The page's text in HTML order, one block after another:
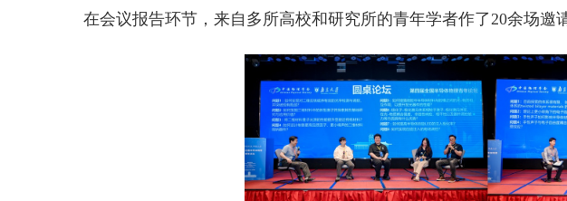
在会议报告环节，来自多所高校和研究所的青年学者作了20余场邀